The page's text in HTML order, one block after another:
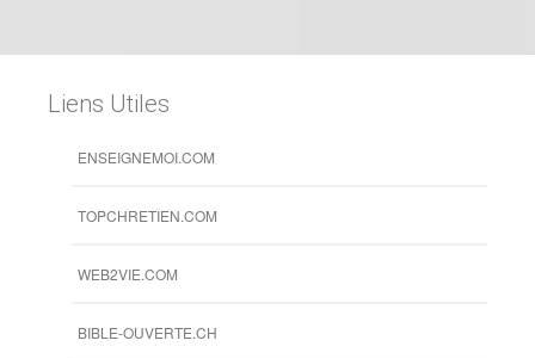
Liens Utiles
ENSEIGNEMOI.COM
TOPCHRETIEN.COM
WEB2VIE.COM
BIBLE-OUVERTE.CH